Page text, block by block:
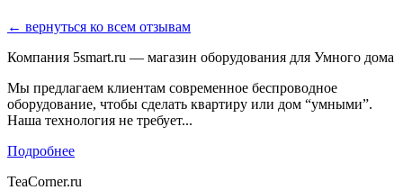
← вернуться ко всем отзывам
Компания 5smart.ru — магазин оборудования для Умного дома
Мы предлагаем клиентам современное беспроводное
оборудование, чтобы сделать квартиру или дом “умными”.
Наша технология не требует...
Подробнее
TeaCorner.ru